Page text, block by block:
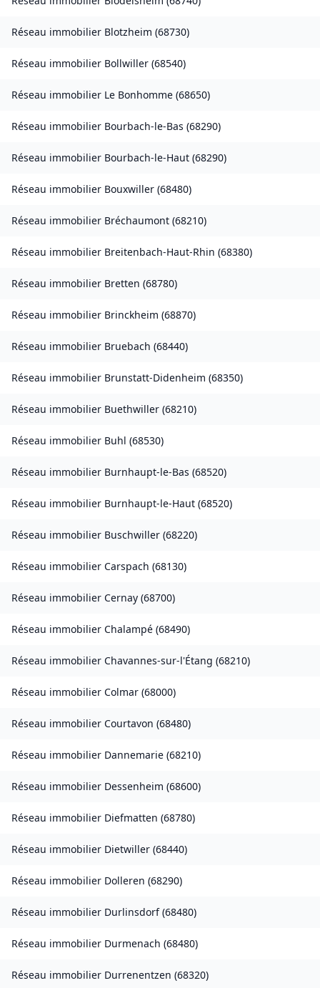
Réseau immobilier Blotzheim (68730)
Réseau immobilier Bollwiller (68540)
Réseau immobilier Le Bonhomme (68650)
Réseau immobilier Bourbach-le-Bas (68290)
Réseau immobilier Bourbach-le-Haut (68290)
Réseau immobilier Bouxwiller (68480)
Réseau immobilier Bréchaumont (68210)
Réseau immobilier Breitenbach-Haut-Rhin (68380)
Réseau immobilier Bretten (68780)
Réseau immobilier Brinckheim (68870)
Réseau immobilier Bruebach (68440)
Réseau immobilier Brunstatt-Didenheim (68350)
Réseau immobilier Buethwiller (68210)
Réseau immobilier Buhl (68530)
Réseau immobilier Burnhaupt-le-Bas (68520)
Réseau immobilier Burnhaupt-le-Haut (68520)
Réseau immobilier Buschwiller (68220)
Réseau immobilier Carspach (68130)
Réseau immobilier Cernay (68700)
Réseau immobilier Chalampé (68490)
Réseau immobilier Chavannes-sur-l'Étang (68210)
Réseau immobilier Colmar (68000)
Réseau immobilier Courtavon (68480)
Réseau immobilier Dannemarie (68210)
Réseau immobilier Dessenheim (68600)
Réseau immobilier Diefmatten (68780)
Réseau immobilier Dietwiller (68440)
Réseau immobilier Dolleren (68290)
Réseau immobilier Durlinsdorf(68480)
Réseau immobilier Durmenach (68480)
Réseau immobilier Durrenentzen (68320)